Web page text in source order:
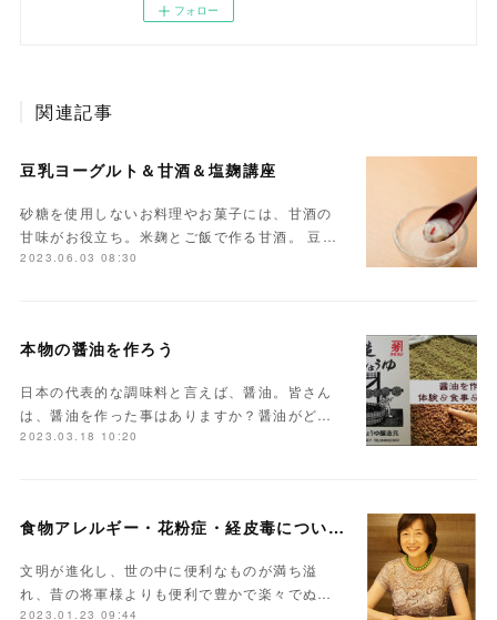
フォロー
関連記事
豆乳ヨーグルト＆甘酒＆塩麹講座
砂糖を使用しないお料理やお菓子には、甘酒の
甘味がお役立ち。米麹とご飯で作る甘酒。 豆…
2023.06.03 08:30
本物の醤油を作ろう
日本の代表的な調味料と言えば、醤油。皆さん
は、醤油を作った事はありますか？醤油がど…
2023.03.18 10:20
食物アレルギー・花粉症・経皮毒について学んでみませんか？
文明が進化し、世の中に便利なものが満ち溢
れ、昔の将軍様よりも便利で豊かで楽々でぬ…
2023.01.23 09:44